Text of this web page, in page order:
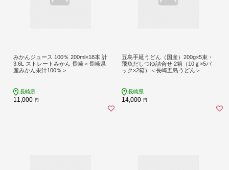
みかんジュース 100％ 200ml×18本 計
3.6L ストレートみかん 長崎＜長崎県
産みかん果汁100％＞
長崎県
11,000 円
五島手延うどん（国産）200g×5束・
飛魚だしつゆ詰合せ 2箱（10ｇ×5パ
ック×2箱）＜長崎五島うどん＞
長崎県
14,000 円